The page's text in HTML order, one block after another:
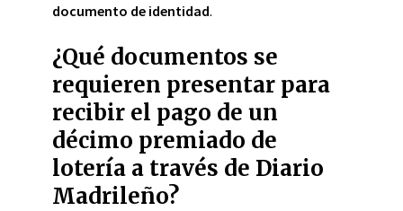
documento de identidad.
¿Qué documentos se
requieren presentar para
recibir el pago de un
décimo premiado de
lotería a través de Diario
Madrileño?